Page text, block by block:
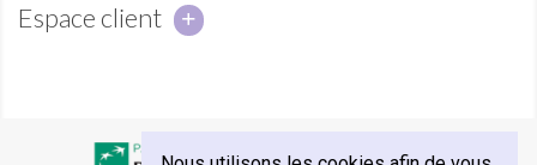
Espace client